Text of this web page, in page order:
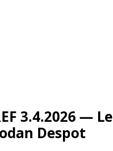
3.4.2026 — Le
Despot